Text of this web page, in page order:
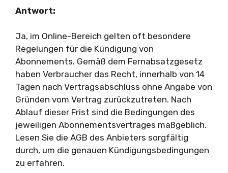
Antwort:
Ja, im Online-Bereich gelten oft besondere
Regelungen für die Kündigung von
Abonnements. Gemäß dem Fernabsatzgesetz
haben Verbraucher das Recht, innerhalb von 14
Tagen nach Vertragsabschluss ohne Angabe von
Gründen vom Vertrag zurückzutreten. Nach
Ablauf dieser Frist sind die Bedingungen des
jeweiligen Abonnementsvertrages maßgeblich.
Lesen Sie die AGB des Anbieters sorgfältig
durch, um die genauen Kündigungsbedingungen
zu erfahren.